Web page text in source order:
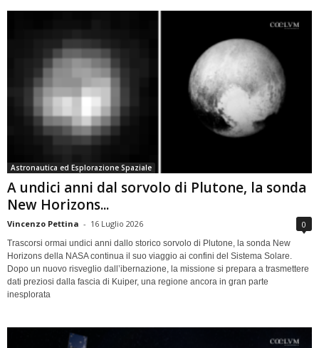
Astronautica ed Esplorazione Spaziale
A undici anni dal sorvolo di Plutone, la sonda
New Horizons...
Vincenzo Pettina - 16 Luglio 2026 0
Trascorsi ormai undici anni dallo storico sorvolo di Plutone, la sonda New
Horizons della NASA continua il suo viaggio ai confini del Sistema Solare.
Dopo un nuovo risveglio dall’ibernazione, la missione si prepara a trasmettere
dati preziosi dalla fascia di Kuiper, una regione ancora in gran parte
inesplorata